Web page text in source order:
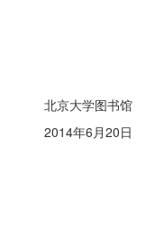
北京大学图书馆
2014年6月20日